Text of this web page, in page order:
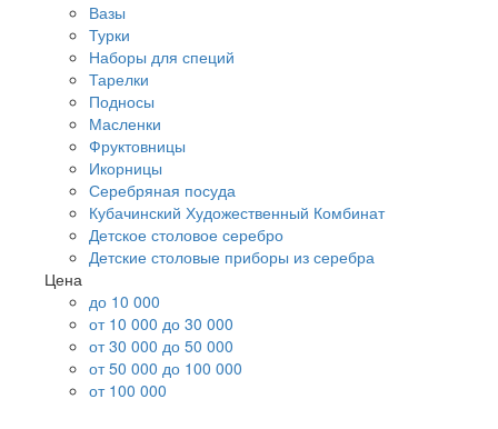
Вазы
Турки
Наборы для специй
Тарелки
Подносы
Масленки
Фруктовницы
Икорницы
Серебряная посуда
Кубачинский Художественный Комбинат
Детское столовое серебро
Детские столовые приборы из серебра
Цена
до 10 000
от 10 000 до 30 000
от 30 000 до 50 000
от 50 000 до 100 000
от 100 000